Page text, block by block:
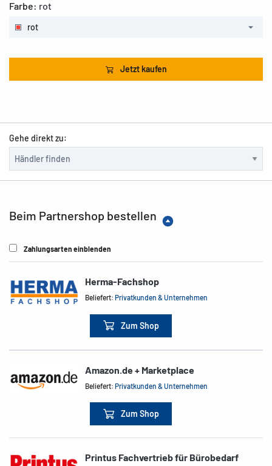
Farbe: rot
rot
Jetzt kaufen
Gehe direkt zu:
Beim Partnershop bestellen
Zahlungsarten einblenden
Herma-Fachshop
Beliefert:Privatkunden & Unternehmen
Zum Shop
Amazon.de + Marketplace
Beliefert:Privatkunden & Unternehmen
Zum Shop
Printus Fachvertrieb für Bürobedarf